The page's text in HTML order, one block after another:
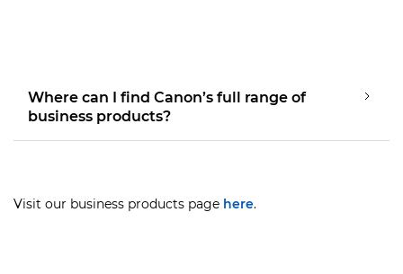
Where can I find Canon’s full range of
business products?
Visit our business products page here.